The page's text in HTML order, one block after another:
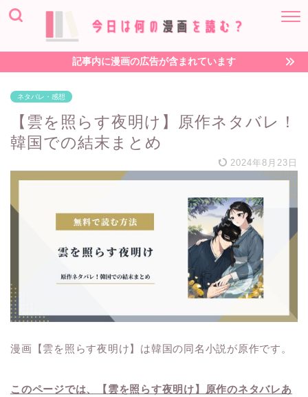
記事内に漫画の広告が含まれています
ネタバレ・感想
【雲を照らす夜明け】原作ネタバレ！
韓国での結末まとめ
2024年8月23日
漫画【雲を照らす夜明け】は韓国の同名小説が原作です。
このページでは、【雲を照らす夜明け】原作のネタバレあ